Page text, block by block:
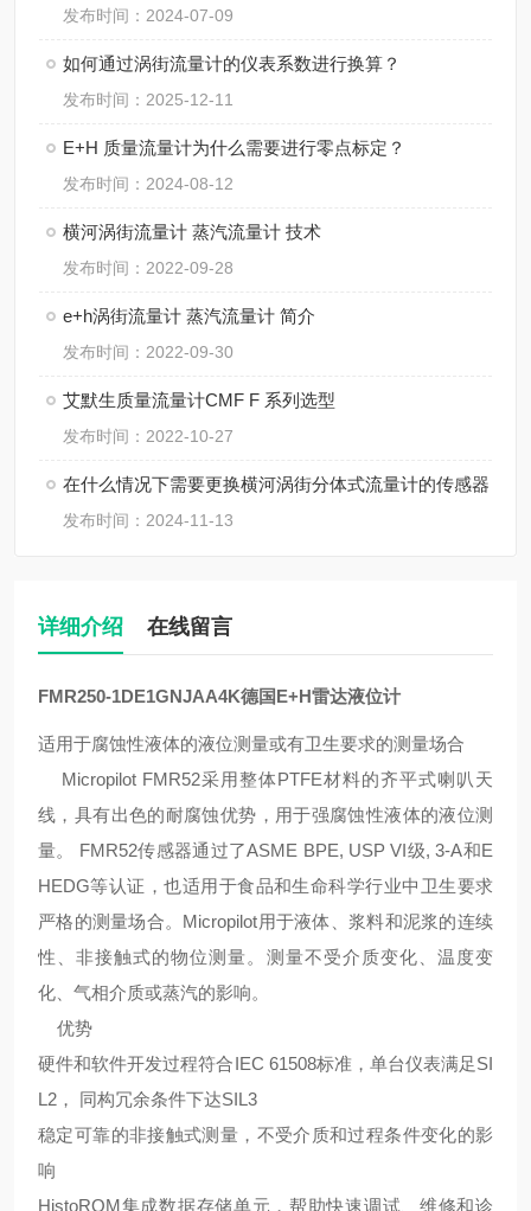
发布时间：2024-07-09
如何通过涡街流量计的仪表系数进行换算？
发布时间：2025-12-11
E+H 质量流量计为什么需要进行零点标定？
发布时间：2024-08-12
横河涡街流量计 蒸汽流量计 技术
发布时间：2022-09-28
e+h涡街流量计 蒸汽流量计 简介
发布时间：2022-09-30
艾默生质量流量计CMF F 系列选型
发布时间：2022-10-27
在什么情况下需要更换横河涡街分体式流量计的传感器
发布时间：2024-11-13
详细介绍 在线留言
FMR250-1DE1GNJAA4K德国E+H雷达液位计
适用于腐蚀性液体的液位测量或有卫生要求的测量场合
Micropilot FMR52采用整体PTFE材料的齐平式喇叭天
线，具有出色的耐腐蚀优势，用于强腐蚀性液体的液位测
量。 FMR52传感器通过了ASME BPE, USP VI级, 3-A和E
HEDG等认证，也适用于食品和生命科学行业中卫生要求
严格的测量场合。Micropilot用于液体、浆料和泥浆的连续
性、非接触式的物位测量。测量不受介质变化、温度变
化、气相介质或蒸汽的影响。
优势
硬件和软件开发过程符合IEC 61508标准，单台仪表满足SI
L2， 同构冗余条件下达SIL3
稳定可靠的非接触式测量，不受介质和过程条件变化的影
响
HistoROM集成数据存储单元，帮助快速调试、维修和诊